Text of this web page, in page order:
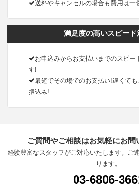
送料やキャンセルの場合も費用は一
満足度の高いスピード
お申込みからお支払いまでのスピー
す!
最短でその場でのお支払い!遅くて
振込み!
ご質問やご相談はお気軽にお問
経験豊富なスタッフがご対応いたします。ご
ります。
03-6806-